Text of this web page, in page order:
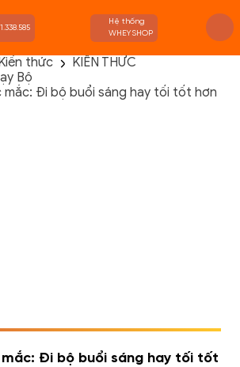
Hệ thống
WHEYSHOP
thức
KIẾN THỨC
Bộ
mắc: Đi bộ buổi sáng hay tối tốt hơn
Đi bộ buổi sáng hay tối tốt